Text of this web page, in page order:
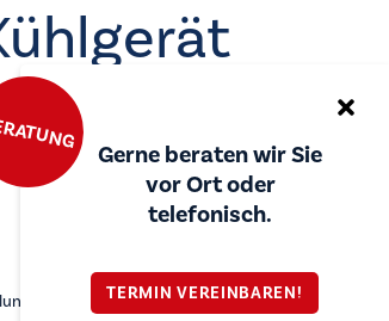
Gerne beraten wir Sie
vor Ort oder
telefonisch.
TERMIN VEREINBAREN!